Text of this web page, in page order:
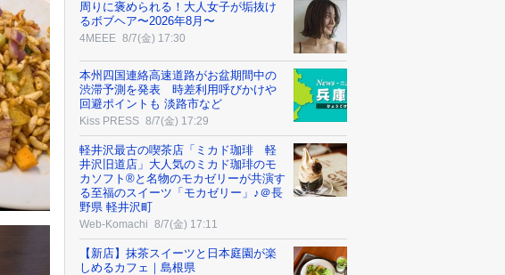
周りに褒められる！大人女子が垢抜け
るボブヘア〜2026年8月〜
4MEEE 8/7(金) 17:30
本州四国連絡高速道路がお盆期間中の
渋滞予測を発表 時差利用呼びかけや
回避ポイントも 淡路市など
Kiss PRESS 8/7(金) 17:29
軽井沢最古の喫茶店「ミカド珈琲 軽
井沢旧道店」大人気のミカド珈琲のモ
カソフト®と名物のモカゼリーが共演す
る至福のスイーツ「モカゼリー」♪＠長
野県 軽井沢町
Web-Komachi 8/7(金) 17:11
【新店】抹茶スイーツと日本庭園が楽
しめるカフェ｜島根県